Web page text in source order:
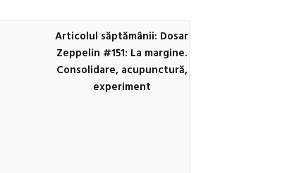
Articolul săptămânii: Dosar
Zeppelin #151: La margine.
Consolidare, acupunctură,
experiment